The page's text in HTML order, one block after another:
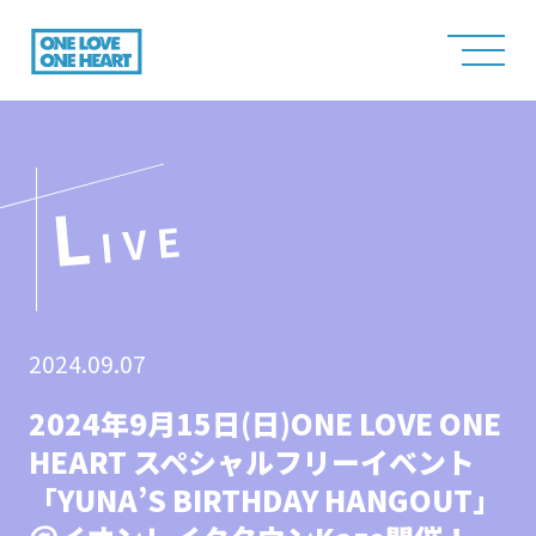
L IVE
2024.09.07
2024年9月15日(日)ONE LOVE ONE
HEART スペシャルフリーイベント
「YUNA’S BIRTHDAY HANGOUT」